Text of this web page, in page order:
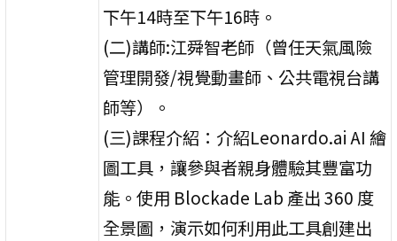
下午14時至下午16時。
(二)講師:江舜智老師（曾任天氣風險
管理開發/視覺動畫師、公共電視台講
師等）。
(三)課程介紹：介紹Leonardo.ai AI 繪
圖工具，讓參與者親身體驗其豐富功
能。使用 Blockade Lab 產出 360 度
全景圖，演示如何利用此工具創建出